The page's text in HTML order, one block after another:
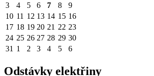
3
4 5 6 7 8
9
10 11 12 13 14 15 16
17 18 19 20 21 22 23
24 25 26 27 28 29 30
31 1 2 3 4 5 6
Odstávky elektřiny